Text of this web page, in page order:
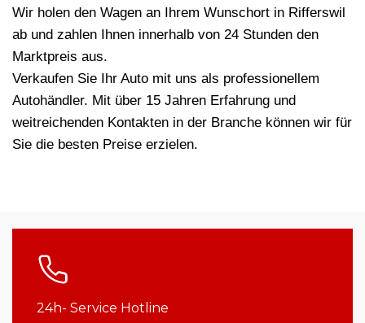
Wir holen den Wagen an Ihrem Wunschort in Rifferswil
ab und zahlen Ihnen innerhalb von 24 Stunden den
Marktpreis aus.
Verkaufen Sie Ihr Auto mit uns als professionellem
Autohändler. Mit über 15 Jahren Erfahrung und
weitreichenden Kontakten in der Branche können wir für
Sie die besten Preise erzielen.
24h- Service Hotline